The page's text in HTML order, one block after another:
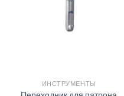
ИНСТРУМЕНТЫ